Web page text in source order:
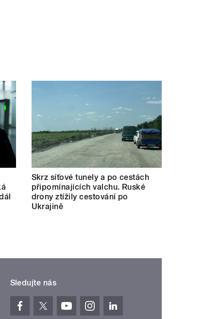
Skrz síťové tunely a po cestách
připomínajících valchu. Ruské
drony ztížily cestování po
Ukrajině
Sledujte nás